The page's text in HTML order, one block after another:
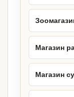
Магазин
Магазин